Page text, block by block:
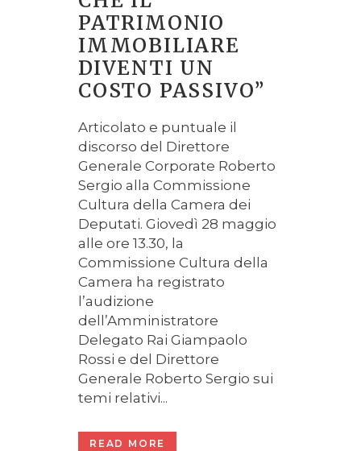
PATRIMONIO
IMMOBILIARE
DIVENTI UN
COSTO PASSIVO”
Articolato e puntuale il
discorso del Direttore
Generale Corporate Roberto
Sergio alla Commissione
Cultura della Camera dei
Deputati. Giovedì 28 maggio
alle ore 13.30, la
Commissione Cultura della
Camera ha registrato
l’audizione
dell’Amministratore
Delegato Rai Giampaolo
Rossi e del Direttore
Generale Roberto Sergio sui
temi relativi...
READ MORE